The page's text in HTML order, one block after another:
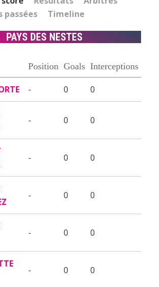
passées
Timeline
PAYS DES NESTES
Position Goals Interceptions
- 0 0
- 0 0
- 0 0
- 0 0
- 0 0
- 0 0